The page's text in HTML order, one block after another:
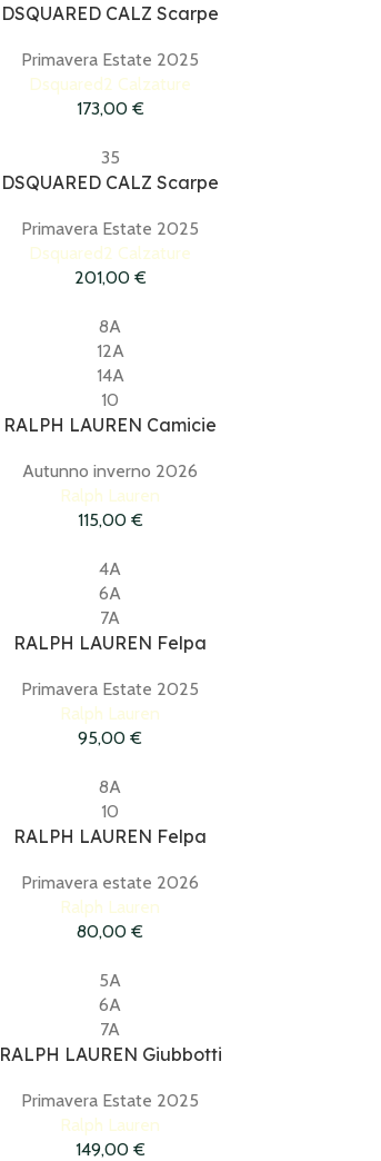
DSQUARED CALZ Scarpe
Primavera Estate 2025
Dsquared2 Calzature
173,00 €
35
DSQUARED CALZ Scarpe
Primavera Estate 2025
Dsquared2 Calzature
201,00 €
8A
12A
14A
10
RALPH LAUREN Camicie
Autunno inverno 2026
Ralph Lauren
115,00 €
4A
6A
7A
RALPH LAUREN Felpa
Primavera Estate 2025
Ralph Lauren
95,00 €
8A
10
RALPH LAUREN Felpa
Primavera estate 2026
Ralph Lauren
80,00 €
5A
6A
7A
RALPH LAUREN Giubbotti
Primavera Estate 2025
Ralph Lauren
149,00 €